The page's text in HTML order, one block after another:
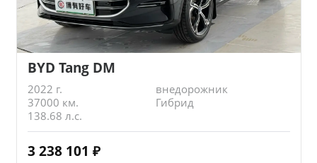
BYD Tang DM
2022 г.
внедорожник
37000 км.
Гибрид
138.68 л.с.
3 238 101 ₽